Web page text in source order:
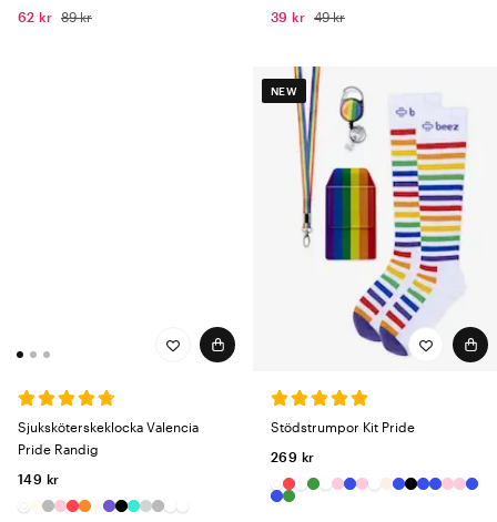
62 kr 89 kr
39 kr 49 kr
Sjuksköterskeklocka Valencia
Pride Randig
149 kr
NEW
Stödstrumpor Kit Pride
269 kr